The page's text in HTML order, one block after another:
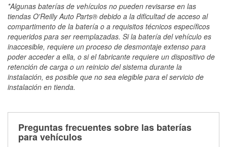
*Algunas baterías de vehículos no pueden revisarse en las
tiendas O'Reilly Auto Parts® debido a la dificultad de acceso al
compartimento de la batería o a requisitos técnicos específicos
requeridos para ser reemplazadas. Si la batería del vehículo es
inaccesible, requiere un proceso de desmontaje extenso para
poder acceder a ella, o si el fabricante requiere un dispositivo de
retención de carga o un reinicio del sistema durante la
instalación, es posible que no sea elegible para el servicio de
instalación en tienda.
Preguntas frecuentes sobre las baterías
para vehículos